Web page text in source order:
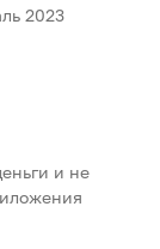
2023
и не